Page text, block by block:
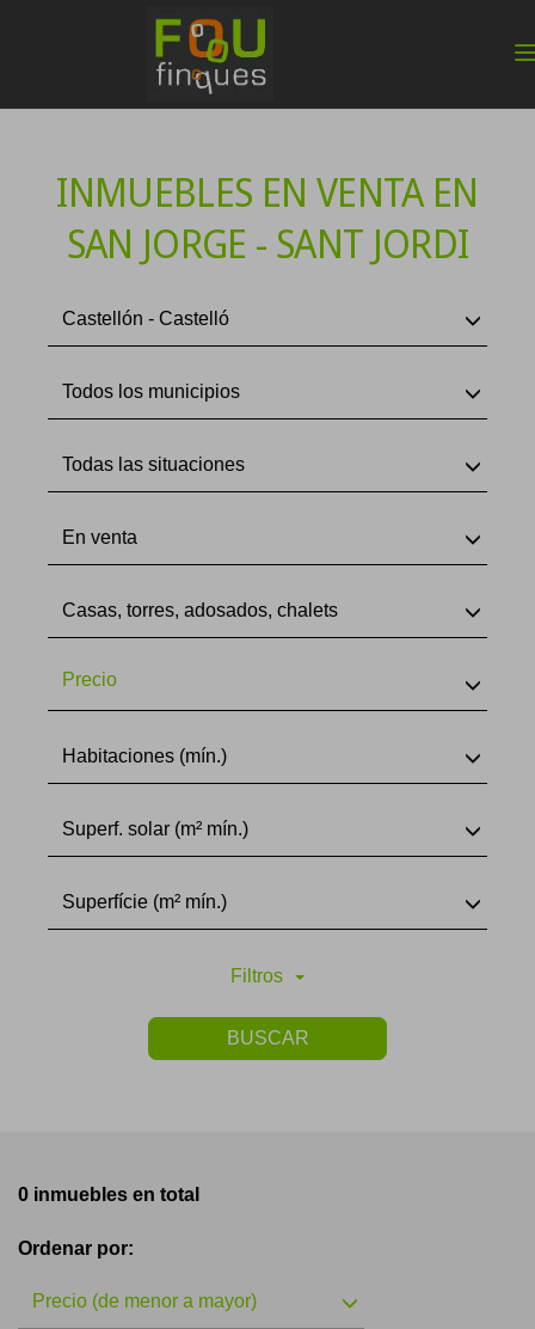
INMUEBLES EN VENTA EN
SAN JORGE - SANT JORDI
Castellón - Castelló
Todos los municipios
Todas las situaciones
En venta
Casas, torres, adosados, chalets
Precio
Habitaciones (mín.)
Superf. solar (m² mín.)
Superfície (m² mín.)
Filtros
BUSCAR
0 inmuebles en total
Ordenar por:
Precio (de menor a mayor)